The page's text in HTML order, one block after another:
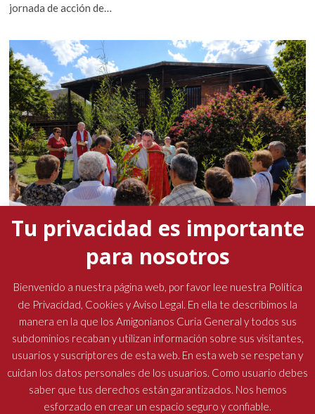
jornada de acción de…
La presencia del padre general marcó la Semana
Santa en las comunidades amigonianas
19 abril, 2026 No hay comentarios
Tu privacidad es importante
para nosotros
Bienvenido a nuestra página web, por favor lee nuestra Política
de Privacidad, Cookies y Aviso Legal. En ella te describimos la
manera en la que los Amigonianos Curia General y todos sus
subdominios recaban y utilizan información sobre sus visitantes,
usuarios y suscriptores de esta web. En esta web se respetan y
cuidan los datos personales de los usuarios. Como usuario debes
saber que tus derechos están garantizados. Nos hemos
esforzado en crear un espacio seguro y confiable.